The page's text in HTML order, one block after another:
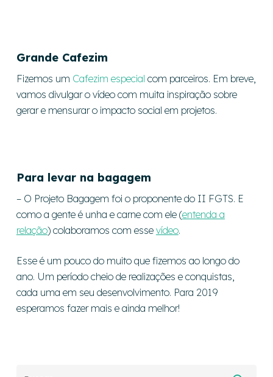
Grande Cafezim
Fizemos um Cafezim especial com parceiros. Em breve,
vamos divulgar o vídeo com muita inspiração sobre
gerar e mensurar o impacto social em projetos.
Para levar na bagagem
– O Projeto Bagagem foi o proponente do II FGTS. E
como a gente é unha e carne com ele (entenda a
relação) colaboramos com esse vídeo.
Esse é um pouco do muito que fizemos ao longo do
ano. Um período cheio de realizações e conquistas,
cada uma em seu desenvolvimento. Para 2019
esperamos fazer mais e ainda melhor!